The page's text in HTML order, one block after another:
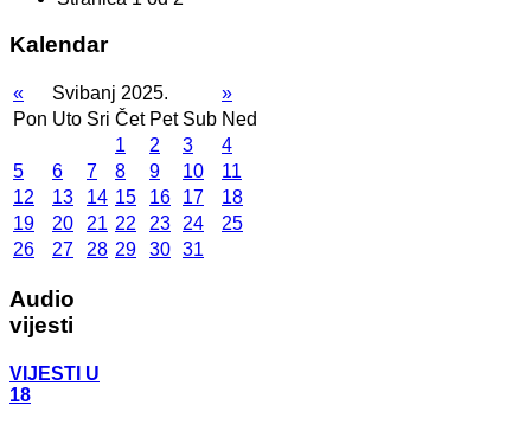
Kalendar
« Svibanj 2025.
»
Pon Uto Sri Čet Pet Sub Ned
1
2 3
4
5
6 7 8 9 10
11
12
13 14 15 16 17
18
19
20 21 22 23 24
25
26
27 28 29 30 31
Audio
vijesti
VIJESTI U
18